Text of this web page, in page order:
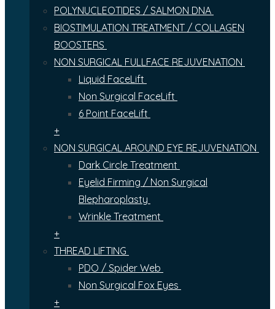
POLYNUCLEOTIDES / SALMON DNA
BIOSTIMULATION TREATMENT / COLLAGEN
BOOSTERS
NON SURGICAL FULLFACE REJUVENATION
Liquid FaceLift
Non Surgical FaceLift
6 Point FaceLift
+
NON SURGICAL AROUND EYE REJUVENATION
Dark Circle Treatment
Eyelid Firming / Non Surgical
Blepharoplasty
Wrinkle Treatment
+
THREAD LIFTING
PDO / Spider Web
Non Surgical Fox Eyes
+